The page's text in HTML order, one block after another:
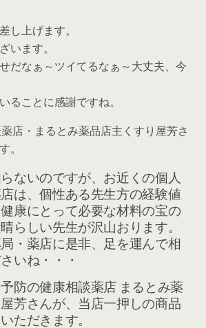
し上げます。
います。
だなぁ～ツイてるなぁ～大丈夫、今
ることに感謝ですね。
店・まるとみ薬品店主くすり屋芳さ
。
ないのですが、お近くの個人
は、個性ある先生方の経験値
康にとって必要な材料の宝の
らしい先生が沢山おります。
・薬店に是非、足を運んで相
いね・・・
防の健康相談薬店 まるとみ薬
芳さんが、当店一押しの商品
ただきます。